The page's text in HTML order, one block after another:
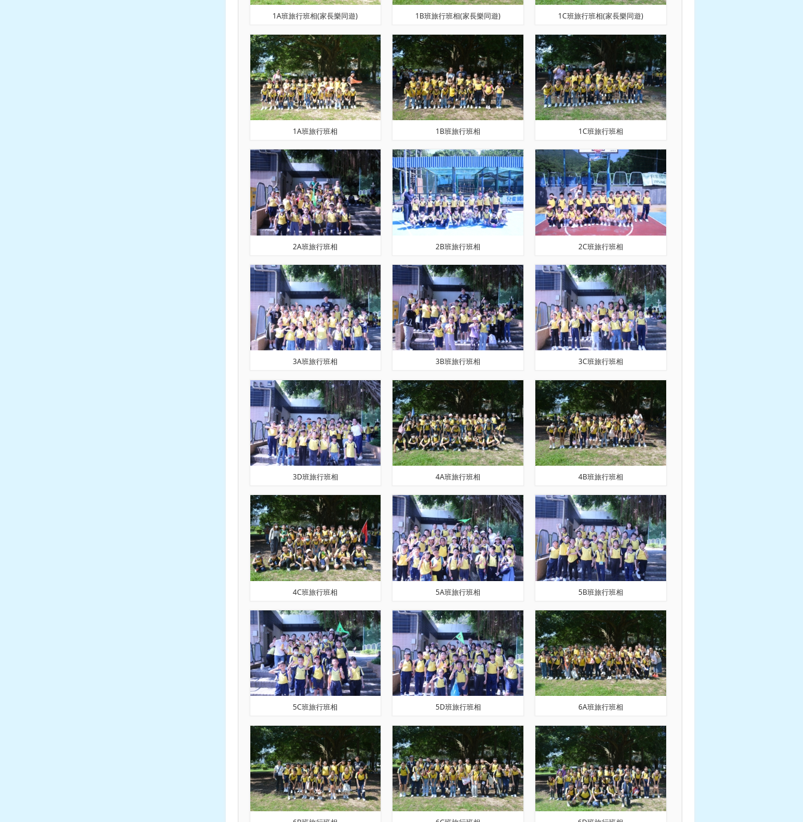
1A班旅行班相(家長樂同遊) 1B班旅行班相(家長樂同遊) 1C班旅行班相(家長樂同遊)
1A班旅行班相 1B班旅行班相 1C班旅行班相
2A班旅行班相 2B班旅行班相 2C班旅行班相
3A班旅行班相 3B班旅行班相 3C班旅行班相
3D班旅行班相 4A班旅行班相 4B班旅行班相
4C班旅行班相 5A班旅行班相 5B班旅行班相
5C班旅行班相 5D班旅行班相 6A班旅行班相